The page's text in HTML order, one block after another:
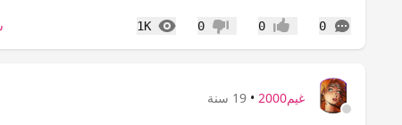
0
التعليقات إعجاب0 عدم إعجاب
0
1K
المشاهدات
غيم2000 • 19 سنة